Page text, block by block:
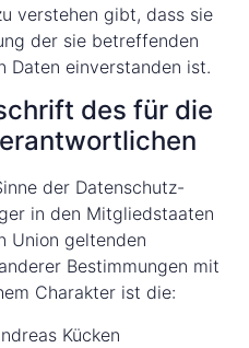
verstehen gibt, dass sie
der sie betreffenden
Daten einverstanden ist.
des für die
der Datenschutz-
in den Mitgliedstaaten
Union geltenden
Bestimmungen mit
Charakter ist die:
Kücken